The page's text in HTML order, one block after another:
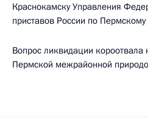
Краснокамску Управления
приставов России по
Вопрос ликвидации короотвала
Пермской межрайонной